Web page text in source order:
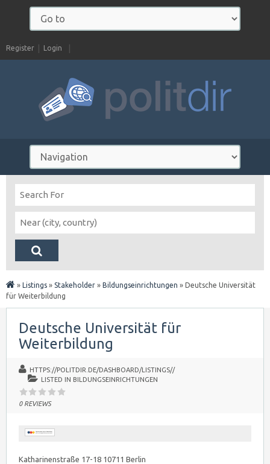
Register Login
» Listings » Stakeholder » Bildungseinrichtungen » Deutsche Universität
für Weiterbildung
Deutsche Universität für
Weiterbildung
HTTPS://POLITDIR.DE/DASHBOARD/LISTINGS//
LISTED IN BILDUNGSEINRICHTUNGEN
0 REVIEWS
Katharinenstraße 17-18 10711 Berlin